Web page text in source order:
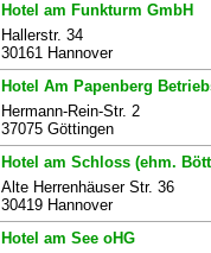
Hotel am Funkturm GmbH
Hallerstr. 34
30161 Hannover
Hotel Am Papenberg
Hermann-Rein-Str. 2
37075 Göttingen
Hotel am Schloss (ehm.
Alte Herrenhäuser Str. 36
30419 Hannover
Hotel am See oHG